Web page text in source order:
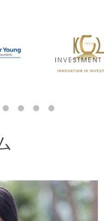
く代理しています。
により、デジタル規制
ることがあります。私
どこにいようと、ど
ついて、実用的なア
小林孝平